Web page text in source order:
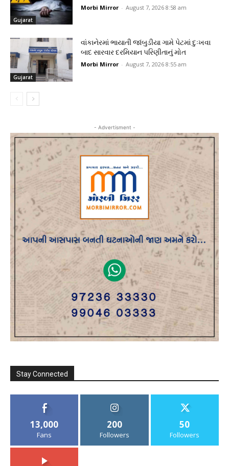
Gujarat
Morbi Mirror - August 7, 2026 8:58 am
Gujarat
વાંકાનેરમાં ભાયાતી જાંબુડીયા ગામે પેટમાં દુઃખવા
બાદ સારવાર દરમિયાન પરિણીતાનું મોત
Morbi Mirror - August 7, 2026 8:55 am
- Advertisment -
Stay Connected
13,000
Fans
200
Followers
50
Followers